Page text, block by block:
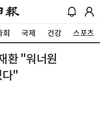
회 국제 건강 스포츠
환 "워너원
다"